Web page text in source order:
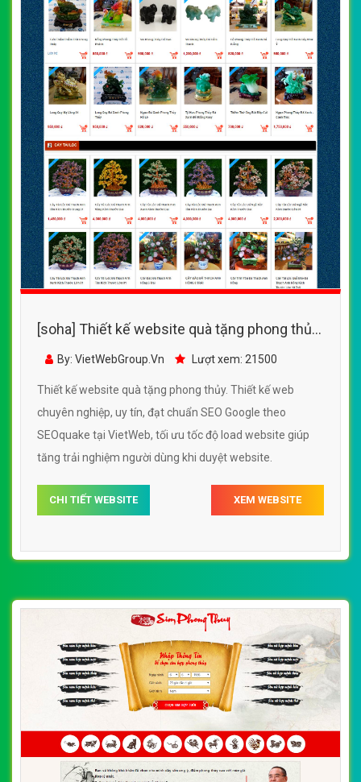
[soha] Thiết kế website quà tặng phong thủy
đẹp, chuyên nghiệp chuẩn SEO
By: VietWebGroup.Vn Lượt xem: 21500
Thiết kế website quà tặng phong thủy. Thiết kế web
chuyên nghiệp, uy tín, đạt chuẩn SEO Google theo
SEOquake tại VietWeb, tối ưu tốc độ load website giúp
tăng trải nghiệm người dùng khi duyệt website.
CHI TIẾT WEBSITE XEM WEBSITE